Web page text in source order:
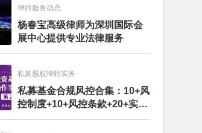
律师服务动态
杨春宝高级律师为深圳国际会
展中心提供专业法律服务
私募股权律师实务
私募基金合规风控合集：10+风
控制度+10+风控条款+20+实务
文章+每月动态